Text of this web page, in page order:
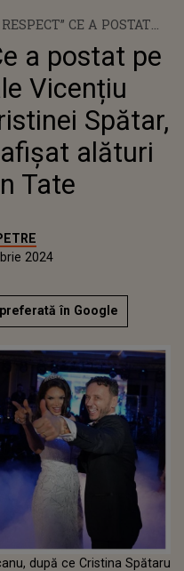
CE A POSTAT
SOCIALE
MOCANU, SOȚUL
SPĂTAR, DUPĂ CE EA
ALĂTURI DE
TATE
a postat pe
Vicențiu
Spătar,
alături
Tate
2024
în Google
după ce Cristina Spătaru